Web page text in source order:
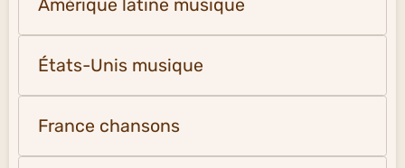
Amérique latine musique
États-Unis musique
France chansons